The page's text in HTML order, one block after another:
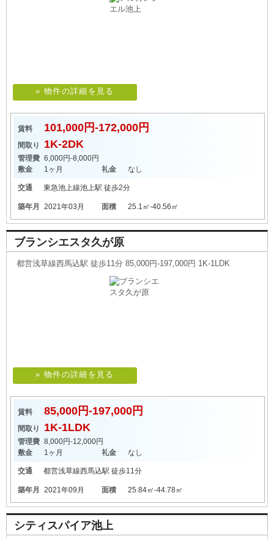
» 物件の詳細を見る
賃料 101,000円-172,000円
間取り 1K-2DK
管理費 6,000円-8,000円
敷金
1ヶ月 礼金 なし
交通 東急池上線池上駅 徒歩2分
築年月 2021年03月 面積 25.1㎡-40.56㎡
ブランシエスタ久が原
都営浅草線西馬込駅 徒歩11分 85,000円-197,000円 1K-1LDK
» 物件の詳細を見る
賃料 85,000円-197,000円
間取り 1K-1LDK
管理費 8,000円-12,000円
敷金
1ヶ月 礼金 なし
交通 都営浅草線西馬込駅 徒歩11分
築年月 2021年09月 面積 25.84㎡-44.78㎡
シティスパイア池上